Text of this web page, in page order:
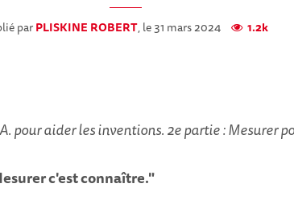
parPLISKINE ROBERT, le 31 mars 2024 1.2k
pour aider les inventions. 2e partie : Mesurer
c'est connaître."